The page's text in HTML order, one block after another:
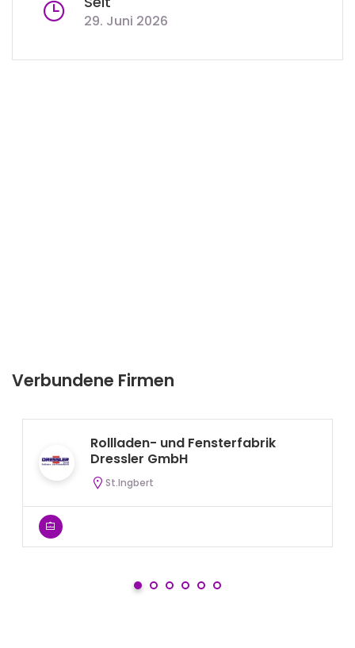
29. Juni 2026
Verbundene Firmen
Rollladen- und Fensterfabrik
Dressler GmbH
St.Ingbert